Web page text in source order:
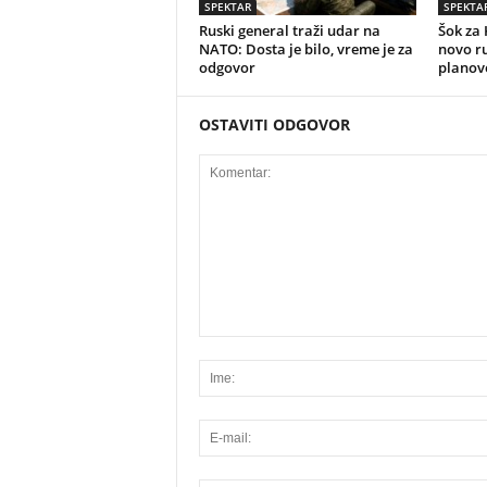
SPEKTAR
Ruski general traži udar na
NATO: Dosta je bilo, vreme je za
odgovor
Šok za
novo
OSTAVITI ODGOVOR